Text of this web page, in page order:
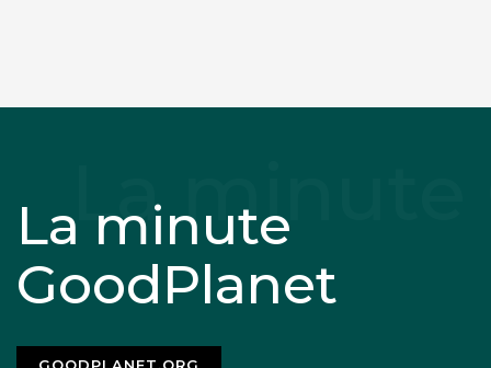
La minute
GoodPlanet
GOODPLANET.ORG